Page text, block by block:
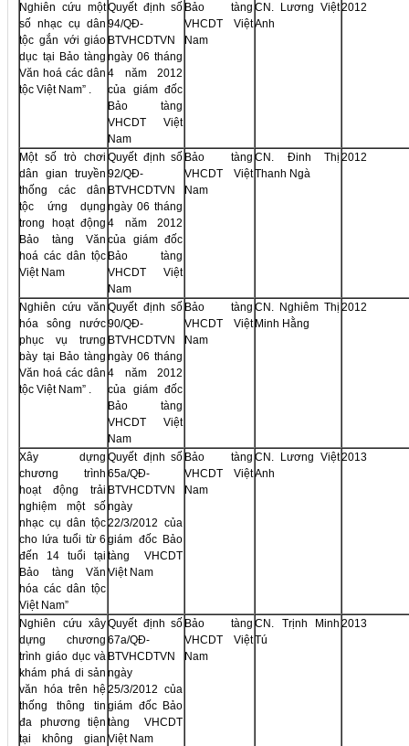
Nghiên cứu một
số nhạc cụ dân
tộc gắn với giáo
dục tại Bảo tàng
Văn hoá các dân
tộc Việt Nam” .
Quyết định số
94/QĐ-
BTVHCDTVN
ngày 06 tháng
4 năm 2012
của giám đốc
Bảo tàng
VHCDT Việt
Nam
Bảo tàng
VHCDT Việt
Nam
CN. Lương Việt
Anh
2012
Một số trò chơi
dân gian truyền
thống các dân
tộc ứng dụng
trong hoạt động
Bảo tàng Văn
hoá các dân tộc
Việt Nam
Quyết định số
92/QĐ-
BTVHCDTVN
ngày 06 tháng
4 năm 2012
của giám đốc
Bảo tàng
VHCDT Việt
Nam
Bảo tàng
VHCDT Việt
Nam
CN. Đinh Thị
Thanh Ngà
2012
Nghiên cứu văn
hóa sông nước
phục vụ trưng
bày tại Bảo tàng
Văn hoá các dân
tộc Việt Nam” .
Quyết định số
90/QĐ-
BTVHCDTVN
ngày 06 tháng
4 năm 2012
của giám đốc
Bảo tàng
VHCDT Việt
Nam
Bảo tàng
VHCDT Việt
Nam
CN. Nghiêm Thị
Minh Hằng
2012
Xây dựng
chương trình
hoạt động trải
nghiệm một số
nhạc cụ dân tộc
cho lứa tuổi từ 6
đến 14 tuổi tại
Bảo tàng Văn
hóa các dân tộc
Việt Nam”
Quyết định số
65a/QĐ-
BTVHCDTVN
ngày
22/3/2012 của
giám đốc Bảo
tàng VHCDT
Việt Nam
Bảo tàng
VHCDT Việt
Nam
CN. Lương Việt
Anh
2013
Nghiên cứu xây
dựng chương
trình giáo dục và
khám phá di sản
văn hóa trên hệ
thống thông tin
đa phương tiện
tại không gian
Quyết định số
67a/QĐ-
BTVHCDTVN
ngày
25/3/2012 của
giám đốc Bảo
tàng VHCDT
Việt Nam
Bảo tàng
VHCDT Việt
Nam
CN. Trịnh Minh
Tú
2013